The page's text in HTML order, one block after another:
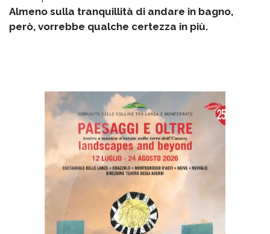
Almeno sulla tranquillità di andare in bagno,
però, vorrebbe qualche certezza in più.